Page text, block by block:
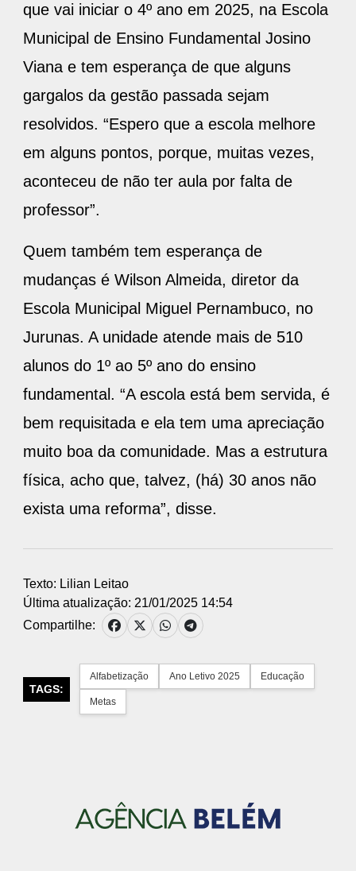
que vai iniciar o 4º ano em 2025, na Escola
Municipal de Ensino Fundamental Josino
Viana e tem esperança de que alguns
gargalos da gestão passada sejam
resolvidos. “Espero que a escola melhore
em alguns pontos, porque, muitas vezes,
aconteceu de não ter aula por falta de
professor”.
Quem também tem esperança de
mudanças é Wilson Almeida, diretor da
Escola Municipal Miguel Pernambuco, no
Jurunas. A unidade atende mais de 510
alunos do 1º ao 5º ano do ensino
fundamental. “A escola está bem servida, é
bem requisitada e ela tem uma apreciação
muito boa da comunidade. Mas a estrutura
física, acho que, talvez, (há) 30 anos não
exista uma reforma”, disse.
Texto: Lilian Leitao
Última atualização: 21/01/2025 14:54
Compartilhe:
TAGS:
Alfabetização Ano Letivo 2025 Educação
Metas